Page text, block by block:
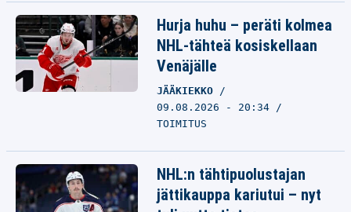
Hurja huhu – peräti kolmea
NHL-tähteä kosiskellaan
Venäjälle
JÄÄKIEKKO
09.08.2026 - 20:34
TOIMITUS
NHL:n tähtipuolustajan
jättikauppa kariutui – nyt